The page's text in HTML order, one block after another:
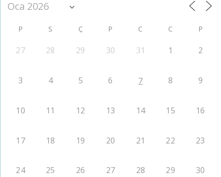
P S Ç P C C P
27 28 29 30 31 1 2
3 4 5 6 7 8 9
10 11 12 13 14 15 16
17 18 19 20 21 22 23
24 25 26 27 28 29 30